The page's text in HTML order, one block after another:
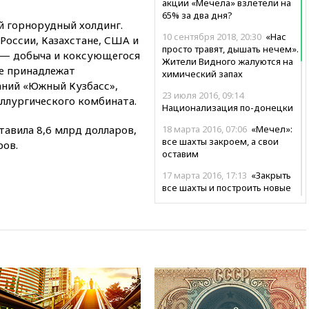
акции «Мечела» взлетели на
65% за два дня?
10 сентября 2018, 20:30 «Нас
просто травят, дышать нечем».
Жители Видного жалуются на
химический запах
23 июля 2016, 09:14
Национализация по-донецки
18 марта 2016, 07:06 «Мечел»:
все шахты закроем, а свои
оставим
17 марта 2016, 17:13 «Закрыть
все шахты и построить новые
— это деньги, которые,
11 марта 2016, 06:01
акциями «Мечела»: СК путает
компанию БКС и ее клиентов
10 февраля 2016, 21:10
холдинг.
Казахстане, США и
— добыча и коксующегося
принадлежат
«Южный Кузбасс»,
комбината.
8,6 млрд долларов,